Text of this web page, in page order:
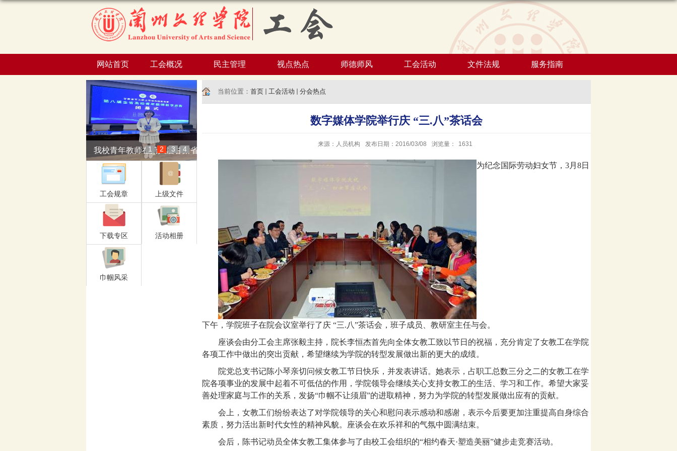
网站首页 工会概况 民主管理 视点热点 师德师风 工会活动 文件法规 服务指南
我校青年教师在第八届甘肃省高校...
1 2 3 4
工会规章 上级文件
下载专区 活动相册
巾帼风采
当前位置： 首页 工会活动 分会热点
数字媒体学院举行庆 “三.八”茶话会
来源：人员机构 发布日期：2016/03/08 浏览量： 1631
为纪念国际劳动妇女节，3月8日
下午，学院班子在院会议室举行了庆 “三.八”茶话会，班子成员、教研室主任与会。
座谈会由分工会主席张毅主持，院长李恒杰首先向全体女教工致以节日的祝福，充分肯定了女教工在学院
各项工作中做出的突出贡献，希望继续为学院的转型发展做出新的更大的成绩。
院党总支书记陈小琴亲切问候女教工节日快乐，并发表讲话。她表示，占职工总数三分之二的女教工在学
院各项事业的发展中起着不可低估的作用，学院领导会继续关心支持女教工的生活、学习和工作。希望大家妥
善处理家庭与工作的关系，发扬“巾帼不让须眉”的进取精神，努力为学院的转型发展做出应有的贡献。
会上，女教工们纷纷表达了对学院领导的关心和慰问表示感动和感谢，表示今后要更加注重提高自身综合
素质，努力活出新时代女性的精神风貌。座谈会在欢乐祥和的气氛中圆满结束。
会后，陈书记动员全体女教工集体参与了由校工会组织的“相约春天·塑造美丽”健步走竞赛活动。